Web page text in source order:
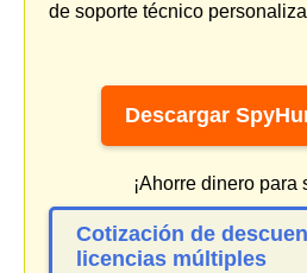
de soporte técnico
Descargar
¡Ahorre dinero para
Cotización de
licencias múltiples